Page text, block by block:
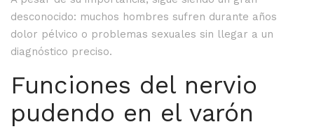
desconocido: muchos hombres sufren durante años
dolor pélvico o problemas sexuales sin llegar a un
diagnóstico preciso.
Funciones del nervio
pudendo en el varón